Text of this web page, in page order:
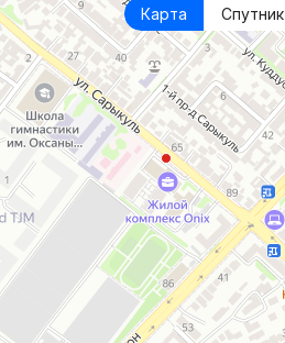
Карта Спутник